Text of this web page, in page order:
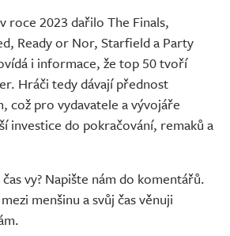
roce 2023 dařilo The Finals,
Ready or Nor, Starfield a Party
i informace, že top 50 tvoří
Hráči tedy dávají přednost
což pro vydavatele a vývojáře
investice do pokračování, remaků a
vy? Napište nám do komentářů.
menšinu a svůj čas věnuji